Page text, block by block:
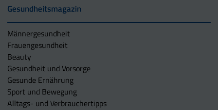
Gesundheitsmagazin
Männergesundheit
Frauengesundheit
Beauty
Gesundheit und Vorsorge
Gesunde Ernährung
Sport und Bewegung
Alltags- und Verbrauchertipps